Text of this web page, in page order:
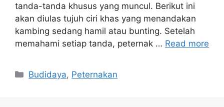
tanda-tanda khusus yang muncul. Berikut ini
akan diulas tujuh ciri khas yang menandakan
kambing sedang hamil atau bunting. Setelah
memahami setiap tanda, peternak … Read more
Categories
Budidaya, Peternakan